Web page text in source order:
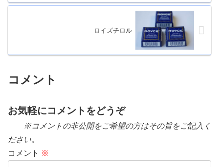
ロイズチロル
コメント
お気軽にコメントをどうぞ
※コメントの非公開をご希望の方はその旨をご記入く
ださい。
コメント ※